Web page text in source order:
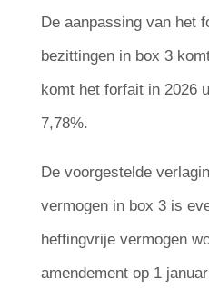
De aanpassing van het
bezittingen in box 3
komt het forfait in 2026
7,78%.
De voorgestelde
vermogen in box 3 is
heffingvrije vermogen
amendement op 1